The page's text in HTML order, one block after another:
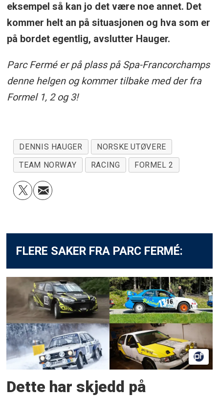
eksempel så kan jo det være noe annet. Det
kommer helt an på situasjonen og hva som er
på bordet egentlig, avslutter Hauger.
Parc Fermé er på plass på Spa-Francorchamps
denne helgen og kommer tilbake med der fra
Formel 1, 2 og 3!
DENNIS HAUGER
NORSKE UTØVERE
TEAM NORWAY
RACING FORMEL 2
FLERE SAKER FRA PARC FERMÉ:
Dette har skjedd på